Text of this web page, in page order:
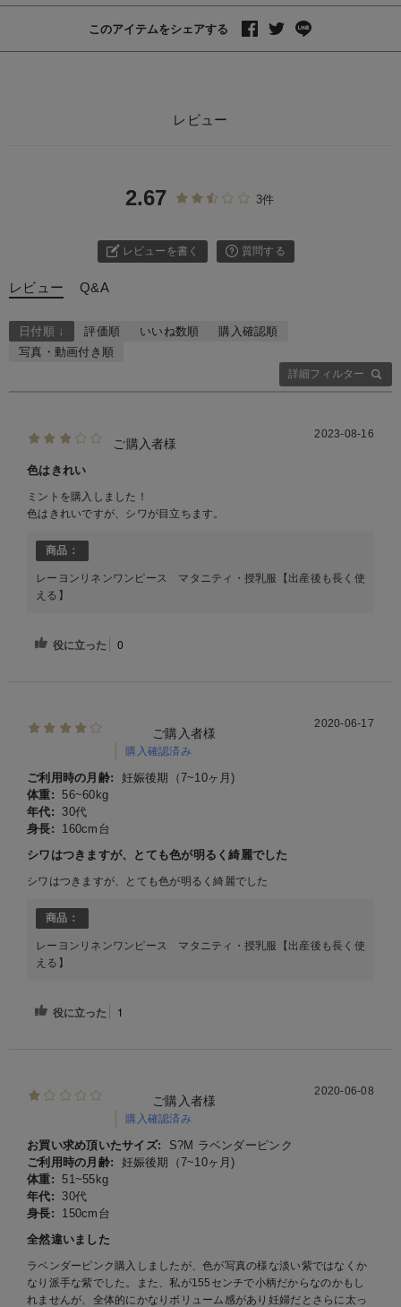
このアイテムをシェアする
レビュー
2.67 3件
レビューを書く 質問する
レビュー Q&A
詳細フィルター
日付順 ↓ 評価順 いいね数順
購入確認順
写真・動画付き順
ご購入者様
2023-08-16
色はきれい
ミントを購入しました！
色はきれいですが、シワが目立ちます。
商品：
レーヨンリネンワンピース マタニティ・授乳服【出産後も長く使
える】
役に立った 0
ご購入者様
購入確認済み
2020-06-17
ご利用時の月齢:
妊娠後期（7~10ヶ月)
体重: 56~60kg
年代:
30代
身長:
160cm台
シワはつきますが、とても色が明るく綺麗でした
シワはつきますが、とても色が明るく綺麗でした
商品：
レーヨンリネンワンピース マタニティ・授乳服【出産後も長く使
える】
役に立った 1
ご購入者様
購入確認済み
2020-06-08
お買い求め頂いたサイズ:
S?M ラベンダーピンク
ご利用時の月齢:
妊娠後期（7~10ヶ月)
体重: 51~55kg
年代:
30代
身長:
150cm台
全然違いました
ラベンダーピンク購入しましたが、色が写真の様な淡い紫ではなくか
なり派手な紫でした。また、私が155センチで小柄だからなのかもし
れませんが、全体的にかなりボリューム感があり妊婦だとさらに太っ